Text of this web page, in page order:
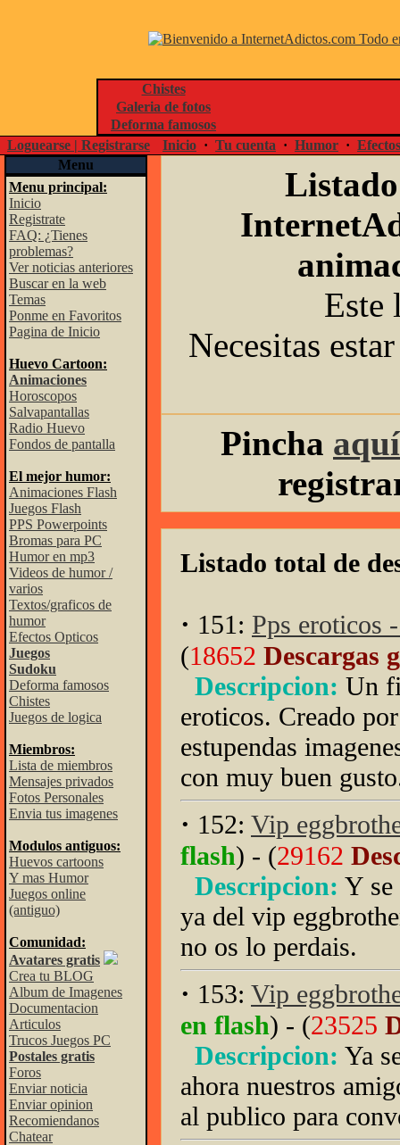
Chistes
Galeria de fotos
Deforma famosos
Loguearse | Registrarse
Inicio · Tu cuenta · Humor ·
Menu
Menu principal:
Inicio
Registrate
FAQ: ¿Tienes
problemas?
Ver noticias anteriores
Buscar en la web
Temas
Ponme en Favoritos
Pagina de Inicio
Huevo Cartoon:
Animaciones
Horoscopos
Salvapantallas
Radio Huevo
Fondos de pantalla
El mejor humor:
Animaciones Flash
Juegos Flash
PPS Powerpoints
Bromas para PC
Humor en mp3
Videos de humor /
varios
Textos/graficos de
humor
Efectos Opticos
Juegos
Sudoku
Deforma famosos
Chistes
Juegos de logica
Miembros:
Lista de miembros
Mensajes privados
Fotos Personales
Envia tus imagenes
Modulos antiguos:
Huevos cartoons
Y mas Humor
Juegos online
(antiguo)
Comunidad:
Avatares gratis
Crea tu BLOG
Album de Imagenes
Documentacion
Articulos
Trucos Juegos PC
Postales gratis
Foros
Enviar noticia
Enviar opinion
Recomiendanos
Chatear
Este
Necesitas
Pincha aquí
Listado total de
· 151: Pps eroticos
(18652 Descargas
Descripcion: Un
eroticos. Creado
estupendas
con muy buen
· 152: Vip
flash) - (29162
Descripcion: Y se
ya del vip
no os lo perdais.
· 153: Vip
en flash) - (23525
Descripcion: Ya
ahora nuestros
al publico para